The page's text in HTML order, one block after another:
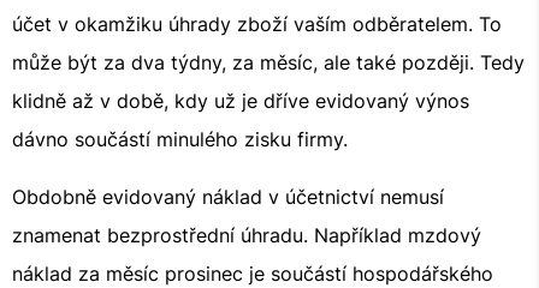
účet v okamžiku úhrady zboží vaším odběratelem. To
může být za dva týdny, za měsíc, ale také později. Tedy
klidně až v době, kdy už je dříve evidovaný výnos
dávno součástí minulého zisku firmy.
Obdobně evidovaný náklad v účetnictví nemusí
znamenat bezprostřední úhradu. Například mzdový
náklad za měsíc prosinec je součástí hospodářského